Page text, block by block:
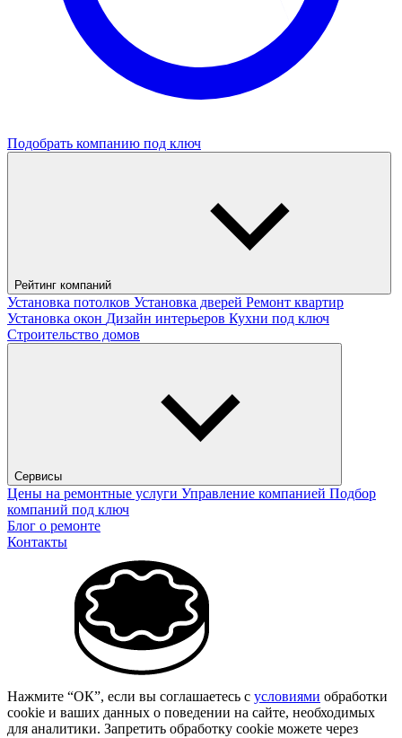
Подобрать компанию под ключ
Рейтинг компаний
Установка потолков Установка дверей Ремонт квартир
Установка окон Дизайн интерьеров Кухни под ключ
Строительство домов
Сервисы
Цены на ремонтные услуги Управление компанией Подбор
компаний под ключ
Блог о ремонте
Контакты
Нажмите “ОК”, если вы соглашаетесь с условиями обработки
cookie и ваших данных о поведении на сайте, необходимых
для аналитики. Запретить обработку cookie можете через